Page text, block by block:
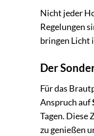
Nicht jeder
Regelungen
bringen Licht
Der
Für das
Anspruch auf
Tagen. Diese
zu genießen